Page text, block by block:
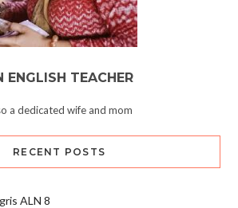
ENGLISH TEACHER
a dedicated wife and mom
RECENT POSTS
ALN 8